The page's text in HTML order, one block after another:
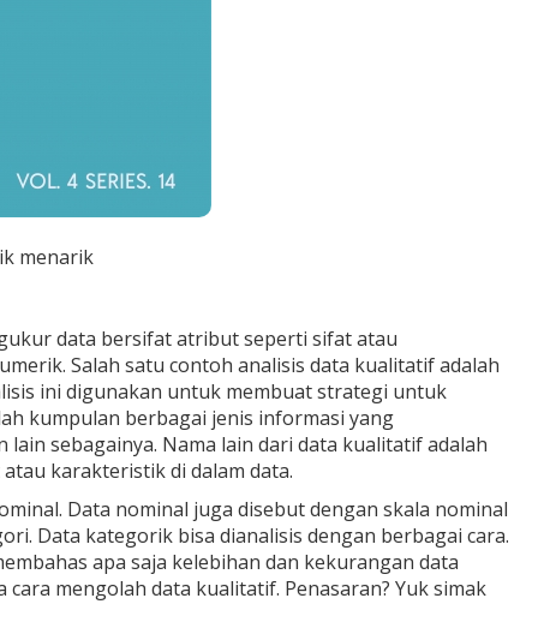
menarik
data bersifat atribut seperti sifat atau
Salah satu contoh analisis data kualitatif adalah
ini digunakan untuk membuat strategi untuk
kumpulan berbagai jenis informasi yang
lain sebagainya. Nama lain dari data kualitatif adalah
karakteristik di dalam data.
Data nominal juga disebut dengan skala nominal
Data kategorik bisa dianalisis dengan berbagai cara.
apa saja kelebihan dan kekurangan data
mengolah data kualitatif. Penasaran? Yuk simak